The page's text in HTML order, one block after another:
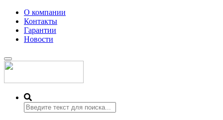
О компании
Контакты
Гарантии
Новости
Переключить
навигацию